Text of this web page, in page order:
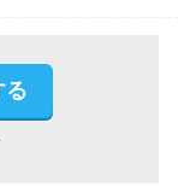
る